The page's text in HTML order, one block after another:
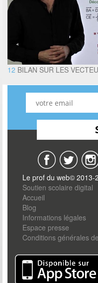
12 BILAN SUR LES
Le prof du web© 2013-
Soutien scolaire digital
Accueil
Blog
Informations légales
Espace presse
Conditions générales